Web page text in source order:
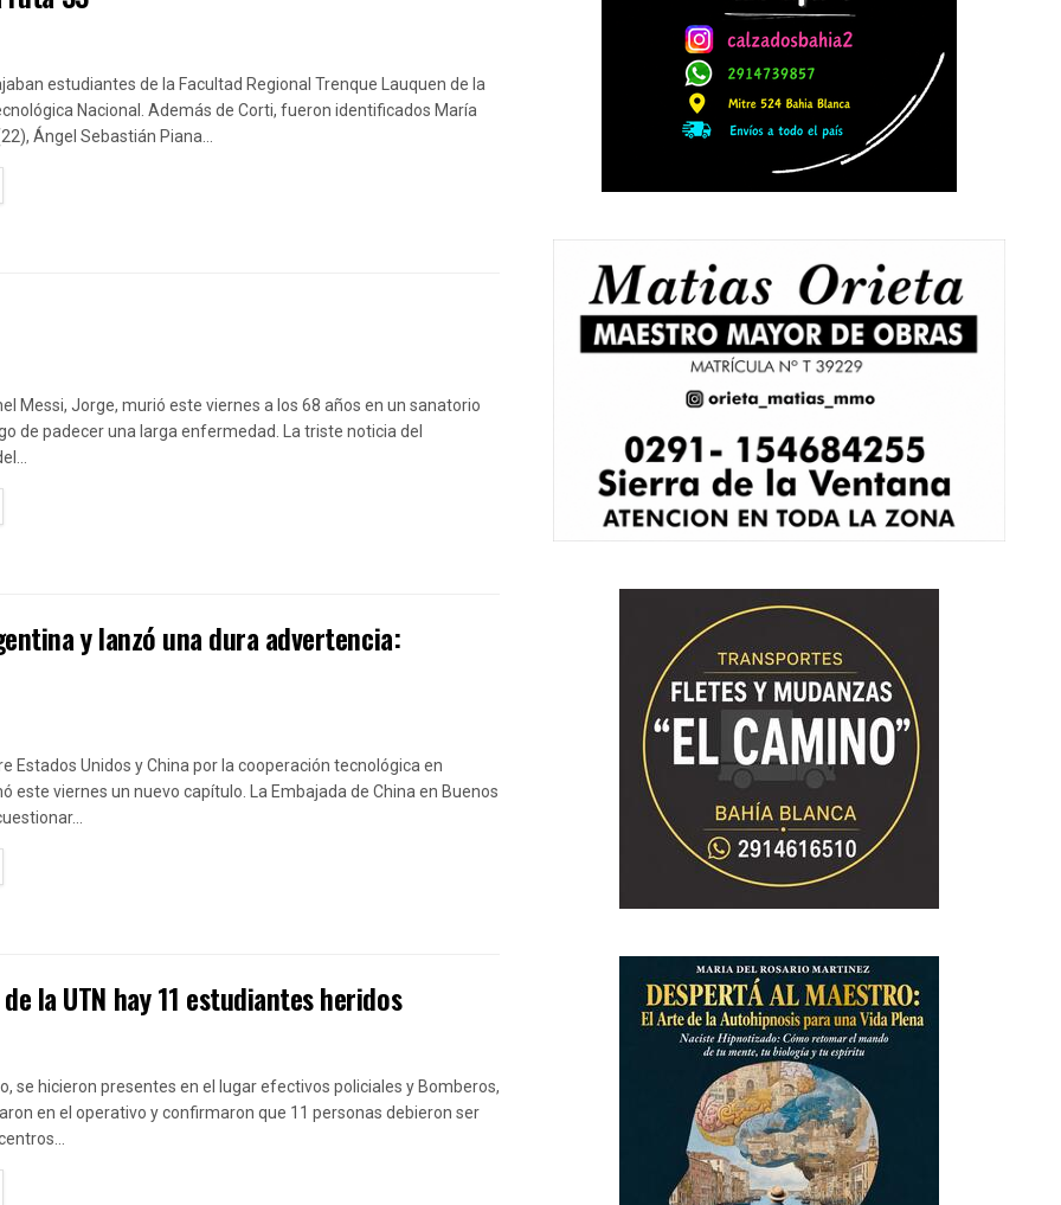
estudiantes de la Facultad Regional Trenque Lauquen de la
Nacional. Además de Corti, fueron identificados María
Ángel Sebastián Piana...
Messi, Jorge, murió este viernes a los 68 años en un sanatorio
de padecer una larga enfermedad. La triste noticia del
y lanzó una dura advertencia:
Estados Unidos y China por la cooperación tecnológica en
este viernes un nuevo capítulo. La Embajada de China en Buenos
la UTN hay 11 estudiantes heridos
se hicieron presentes en el lugar efectivos policiales y Bomberos,
en el operativo y confirmaron que 11 personas debieron ser